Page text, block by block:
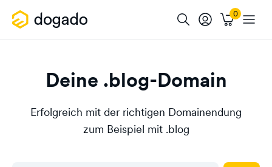
Deine .blog-Domain
Erfolgreich mit der richtigen Domainendung
zum Beispiel mit .blog